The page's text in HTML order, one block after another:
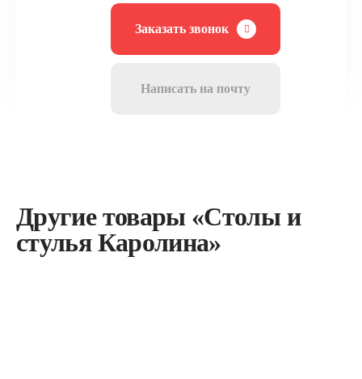
Заказать звонок
Написать на почту
Другие товары «Столы и
стулья Каролина»